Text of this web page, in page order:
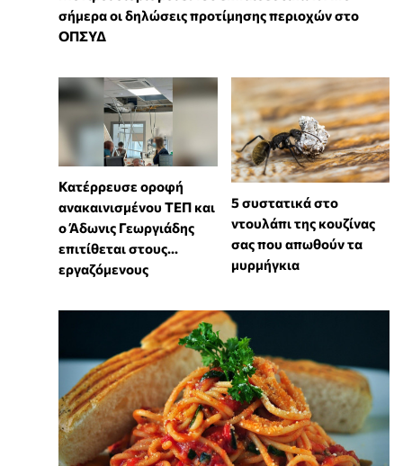
σήμερα οι δηλώσεις προτίμησης περιοχών στο
ΟΠΣΥΔ
Κατέρρευσε οροφή
ανακαινισμένου ΤΕΠ και
ο Άδωνις Γεωργιάδης
επιτίθεται στους...
εργαζόμενους
⁠5 συστατικά στο
ντουλάπι της κουζίνας
σας που απωθούν τα
μυρμήγκια